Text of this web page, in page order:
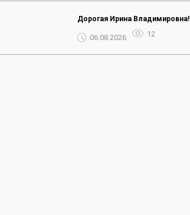
Дорогая Ирина Владимировна!
06.08.2026 12